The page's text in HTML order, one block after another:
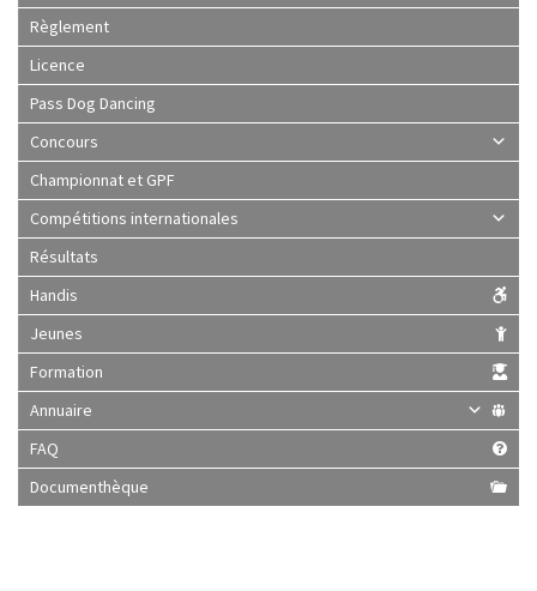
Règlement
Licence
Pass Dog Dancing
Concours
Championnat et GPF
Compétitions internationales
Résultats
Handis
Jeunes
Formation
Annuaire
FAQ
Documenthèque